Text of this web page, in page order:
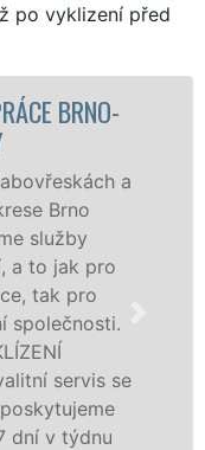
po vyklizení před
VYKLÍZECÍ
v Brně-
tuto službu jak
osobám se
práce, a to NON-